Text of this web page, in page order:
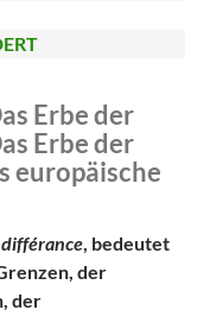
Erbe der
Erbe der
europäische
différance, bedeutet
der
der